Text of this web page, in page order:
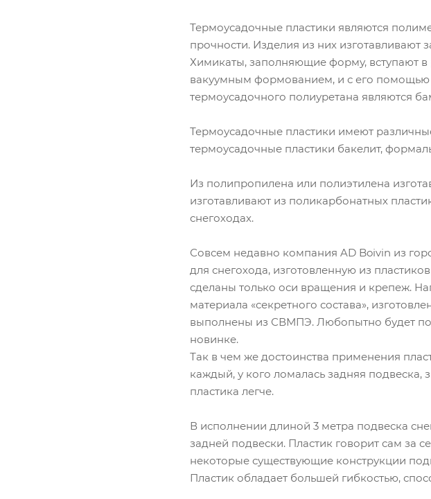
Термоусадочные пластики являются
прочности. Изделия из них
Химикаты, заполняющие форму, вступают в
вакуумным формованием, и с его помощью
термоусадочного полиуретана являются
Термоусадочные пластики имеют
термоусадочные пластики бакелит,
Из полипропилена или полиэтилена
изготавливают из поликарбонатных
снегоходах.
Совсем недавно компания AD Boivin из
для снегохода, изготовленную из
сделаны только оси вращения и крепеж.
материала «секретного состава»,
выполнены из СВМПЭ. Любопытно будет
новинке.
Так в чем же достоинства применения
каждый, у кого ломалась задняя подвеска,
пластика легче.
В исполнении длиной 3 метра подвеска
задней подвески. Пластик говорит сам за
некоторые существующие конструкции
Пластик обладает большей гибкостью,